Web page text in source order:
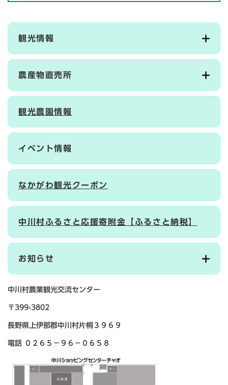
観光情報
農産物直売所
観光農園情報
イベント情報
なかがわ観光クーポン
中川村ふるさと応援寄附金【ふるさと納税】
お知らせ
中川村農業観光交流センター
〒399-3802
長野県上伊那郡中川村片桐３９６９
電話 ０２６５－９６－０６５８